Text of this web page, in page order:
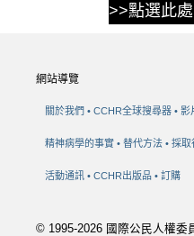
>>點選此處
網站導覽
關於我們 CCHR全球搜尋器 影
精神病學的事實 替代方法 採取
活動通訊 CCHR出版品 訂購
© 1995-2026 國際公民人權委